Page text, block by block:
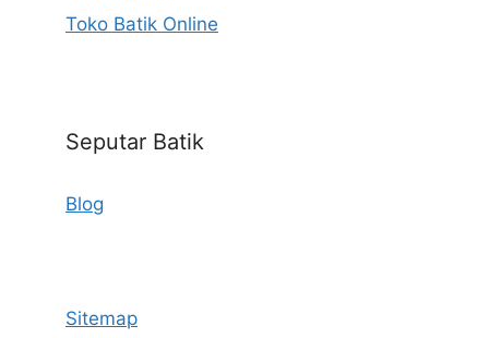
Toko Batik Online
Seputar Batik
Blog
Sitemap